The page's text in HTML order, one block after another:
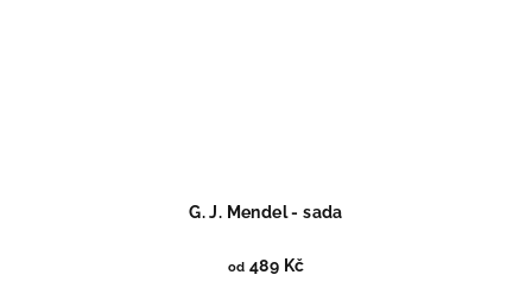
G. J. Mendel - sada
od 489 Kč